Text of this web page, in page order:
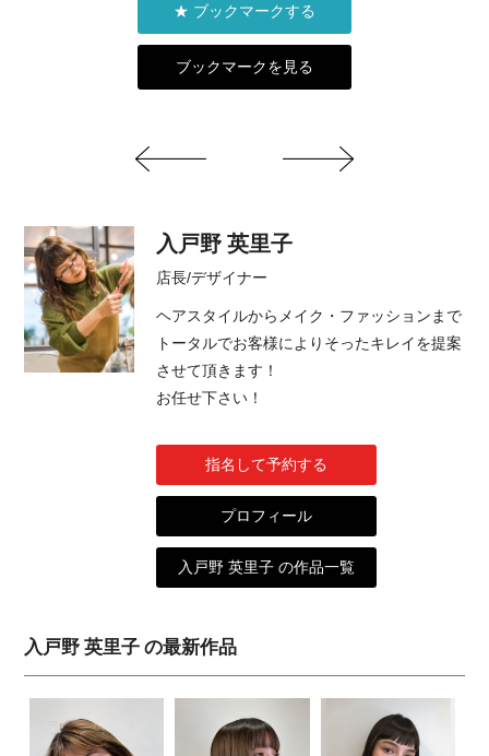
★ ブックマークする
ブックマークを見る
入戸野 英里子
店長/デザイナー
ヘアスタイルからメイク・ファッションまで
トータルでお客様によりそったキレイを提案
させて頂きます！
お任せ下さい！
指名して予約する
プロフィール
入戸野 英里子 の作品一覧
入戸野 英里子 の最新作品